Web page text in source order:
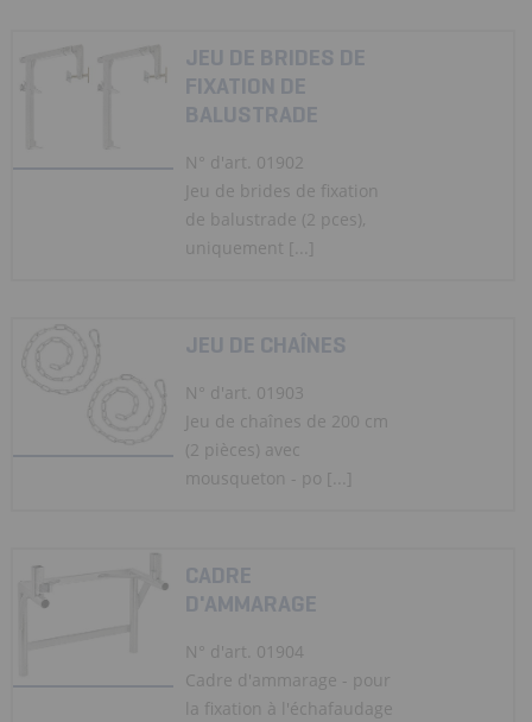
JEU DE BRIDES DE
FIXATION DE
BALUSTRADE
N° d'art. 01902
Jeu de brides de fixation
de balustrade (2 pces),
uniquement [...]
JEU DE CHAÎNES
N° d'art. 01903
Jeu de chaînes de 200 cm
(2 pièces) avec
mousqueton - po [...]
CADRE
D'AMMARAGE
N° d'art. 01904
Cadre d'ammarage - pour
la fixation à l'échafaudage